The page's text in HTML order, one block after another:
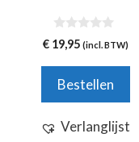
0
v
5
€19,95 (incl. BTW)
Bestellen
Verlanglijst